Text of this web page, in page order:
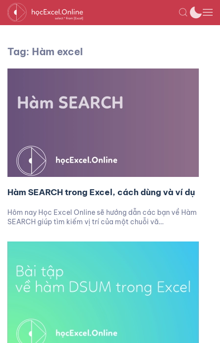
Tag: Hàm excel
Hàm SEARCH trong Excel, cách dùng và ví dụ
Hôm nay Học Excel Online sẽ hướng dẫn các bạn về Hàm
SEARCH giúp tìm kiếm vị trí của một chuỗi vă…